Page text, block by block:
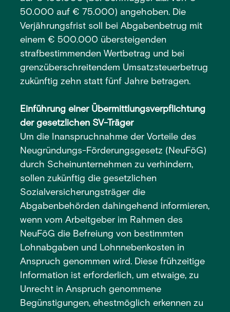
50.000 auf € 75.000) angehoben. Die
Verjährungsfrist soll bei Abgabenbetrug mit
einem € 500.000 übersteigenden
strafbestimmenden Wertbetrag und bei
grenzüberschreitendem Umsatzsteuerbetrug
zukünftig zehn statt fünf Jahre betragen.
Einführung einer Übermittlungsverpflichtung
der gesetzlichen SV-Träger
Um die Inanspruchnahme der Vorteile des
Neugründungs-Förderungsgesetz (NeuFöG)
durch Scheinunternehmen zu verhindern,
sollen zukünftig die gesetzlichen
Sozialversicherungsträger die
Abgabenbehörden dahingehend informieren,
wenn vom Arbeitgeber im Rahmen des
NeuFöG die Befreiung von bestimmten
Lohnabgaben und Lohnnebenkosten in
Anspruch genommen wird. Diese frühzeitige
Information ist erforderlich, um etwaige, zu
Unrecht in Anspruch genommene
Begünstigungen, ehestmöglich erkennen zu